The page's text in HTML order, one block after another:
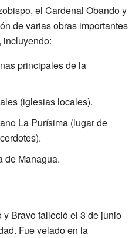
el Cardenal Obando y
de varias obras importantes
incluyendo:
principales de la
(iglesias locales).
La Purísima (lugar de
de Managua.
Bravo falleció el 3 de junio
Fue velado en la